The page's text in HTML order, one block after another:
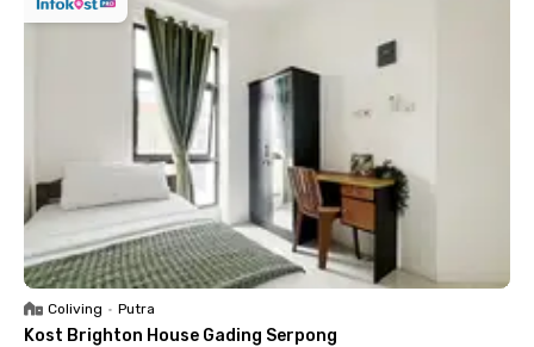
Coliving • Putra
Kost Brighton House Gading Serpong